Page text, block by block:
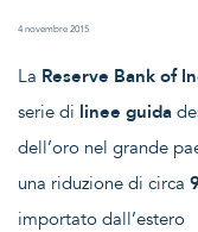
4 novembre 2015
La Reserve Bank of
serie di linee guida
dell’oro nel grande
una riduzione di circa
importato dall’estero